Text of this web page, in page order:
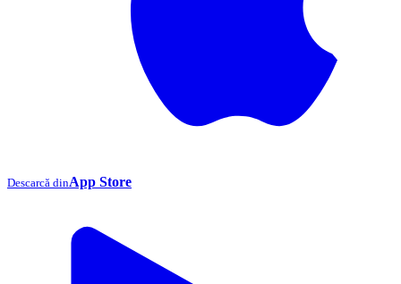
Descarcă dinApp Store